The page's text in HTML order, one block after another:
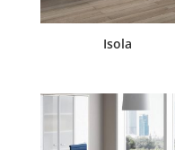
Isola